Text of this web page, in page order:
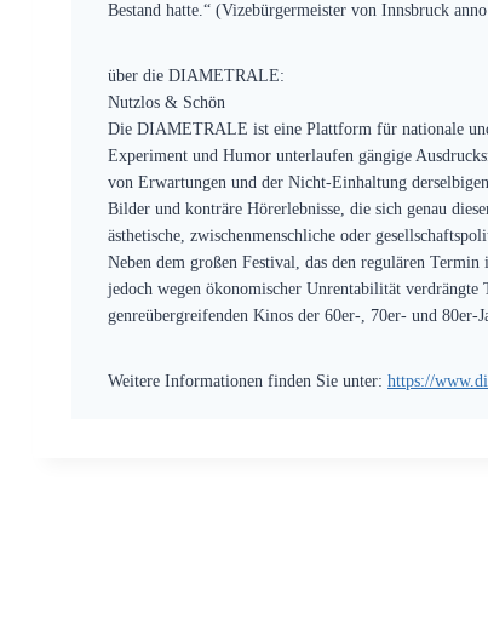
Bestand hatte.“ (Vizebürgermeister von Innsbruck
über die DIAMETRALE:
Nutzlos & Schön
Die DIAMETRALE ist eine Plattform für nationale
Experiment und Humor unterlaufen gängige
von Erwartungen und der Nicht-Einhaltung
Bilder und konträre Hörerlebnisse, die sich genau
ästhetische, zwischenmenschliche oder
Neben dem großen Festival, das den regulären
jedoch wegen ökonomischer Unrentabilität
genreübergreifenden Kinos der 60er-, 70er- und
Weitere Informationen finden Sie unter: https://